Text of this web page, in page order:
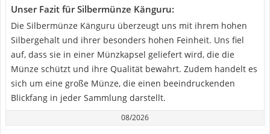
Unser Fazit für Silbermünze Känguru:
Die Silbermünze Känguru überzeugt uns mit ihrem hohen
Silbergehalt und ihrer besonders hohen Feinheit. Uns fiel
auf, dass sie in einer Münzkapsel geliefert wird, die die
Münze schützt und ihre Qualität bewahrt. Zudem handelt es
sich um eine große Münze, die einen beeindruckenden
Blickfang in jeder Sammlung darstellt.
08/2026